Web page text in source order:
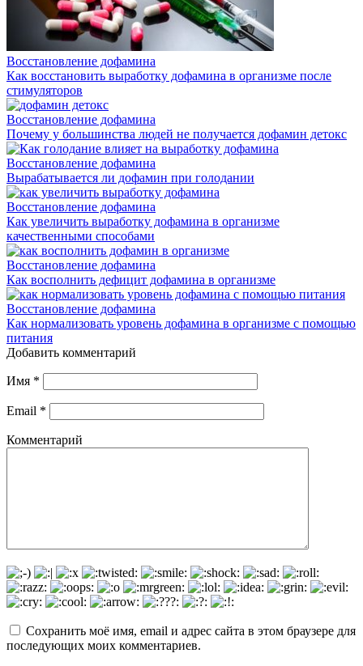
Восстановление дофамина
Как восстановить выработку дофамина в организме после
стимуляторов
Восстановление дофамина
Почему у большинства людей не получается дофамин детокс
Восстановление дофамина
Вырабатывается ли дофамин при голодании
Восстановление дофамина
Как увеличить выработку дофамина в организме
качественными способами
Восстановление дофамина
Как восполнить дефицит дофамина в организме
Восстановление дофамина
Как нормализовать уровень дофамина в организме с помощью
питания
Добавить комментарий
Имя *
Email *
Комментарий
Сохранить моё имя, email и адрес сайта в этом браузере для
последующих моих комментариев.